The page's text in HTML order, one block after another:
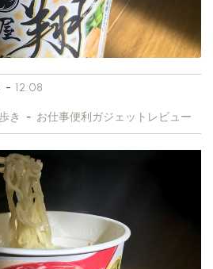
- 12:08
き - お仕事便利ガジェットレビュー